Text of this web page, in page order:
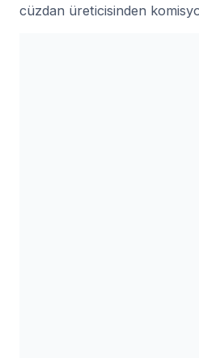
cüzdan üreticisinden